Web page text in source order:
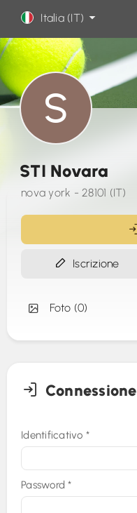
Italia (IT)
STI Novara
nova york - 28101 (IT)
Iscrizione
Foto (0)
Connessione
Identificativo *
Password*